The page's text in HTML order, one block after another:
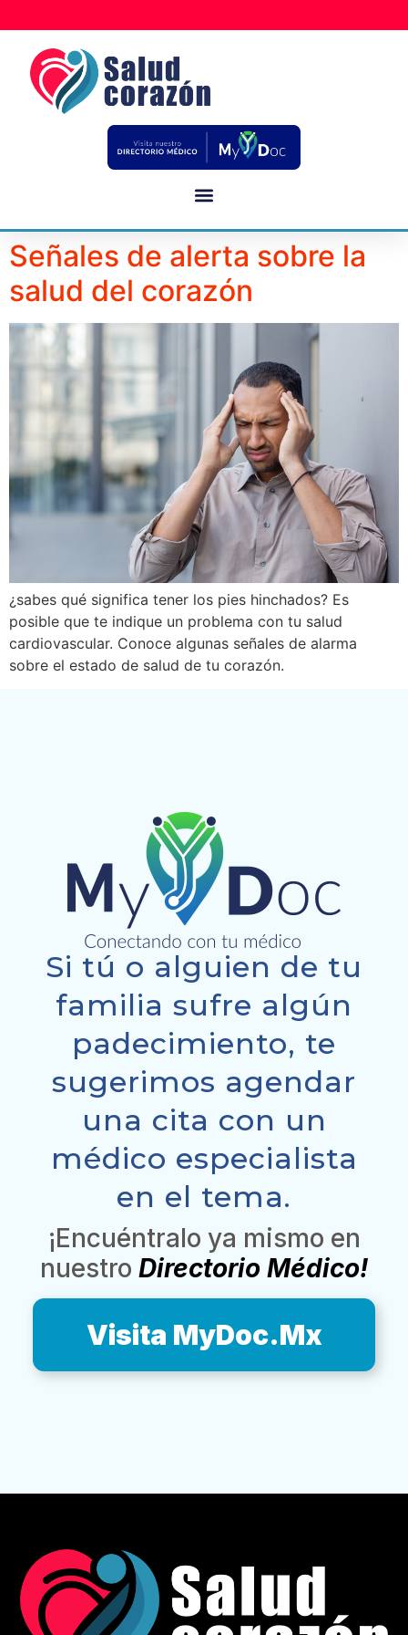
Señales de alerta sobre la
salud del corazón
¿sabes qué significa tener los pies hinchados? Es
posible que te indique un problema con tu salud
cardiovascular. Conoce algunas señales de alarma
sobre el estado de salud de tu corazón.
Si tú o alguien de tu
familia sufre algún
padecimiento, te
sugerimos agendar
una cita con un
médico especialista
en el tema.
¡Encuéntralo ya mismo en
nuestro Directorio Médico!
Visita MyDoc.Mx